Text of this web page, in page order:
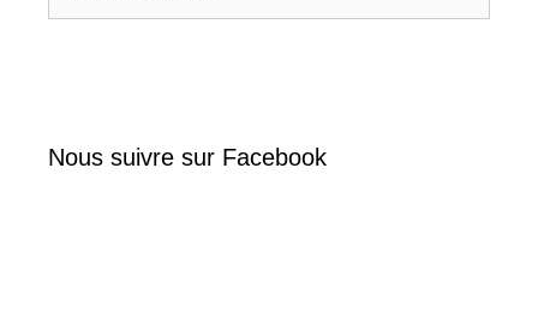
Nous suivre sur Facebook